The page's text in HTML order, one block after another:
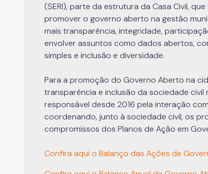
(SERI), parte da estrutura da Casa Civil,
promover o governo aberto na gestão
mais transparência, integridade,
envolver assuntos como dados abertos,
simples e inclusão e diversidade.
Para a promoção do Governo Aberto na
transparência e inclusão da sociedade civil
responsável desde 2016 pela interação
coordenando, junto à sociedade civil, os
compromissos dos Planos de Ação em
Confira aqui o Balanço das Ações de